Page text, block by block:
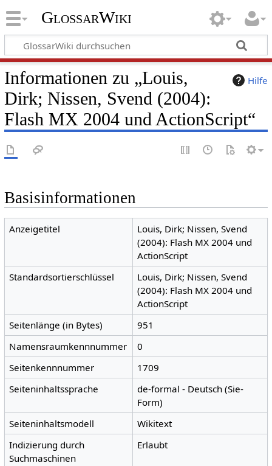
GlossarWiki
Hilfe
Informationen zu „Louis,
Dirk; Nissen, Svend (2004):
Flash MX 2004 und ActionScript“
Basisinformationen
Anzeigetitel
Louis, Dirk; Nissen, Svend
(2004): Flash MX 2004 und
ActionScript
Standardsortierschlüssel
Louis, Dirk; Nissen, Svend
(2004): Flash MX 2004 und
ActionScript
Seitenlänge (in Bytes)
951
Namensraumkennnummer
0
Seitenkennnummer
1709
Seiteninhaltssprache
de-formal - Deutsch (Sie-
Form)
Seiteninhaltsmodell
Wikitext
Indizierung durch
Suchmaschinen
Erlaubt